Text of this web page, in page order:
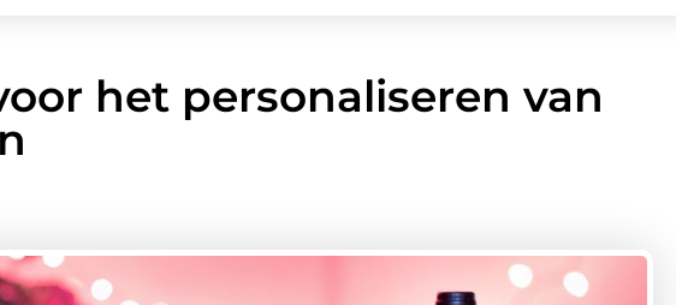
het personaliseren van